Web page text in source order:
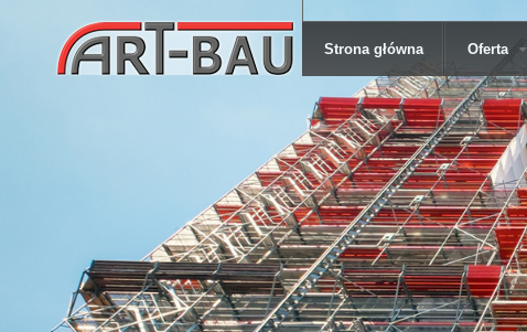
Strona główna Oferta